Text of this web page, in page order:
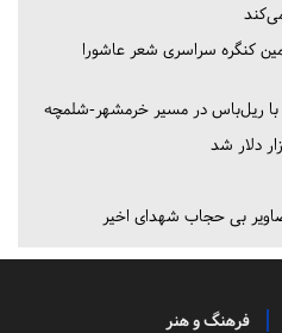
کنگره سراسری شعر عاشورا
با ریل‌باس در مسیر خرمشهر-شلمچه
دلار شد
بی حجاب شهدای اخیر
فرهنگ و هنر